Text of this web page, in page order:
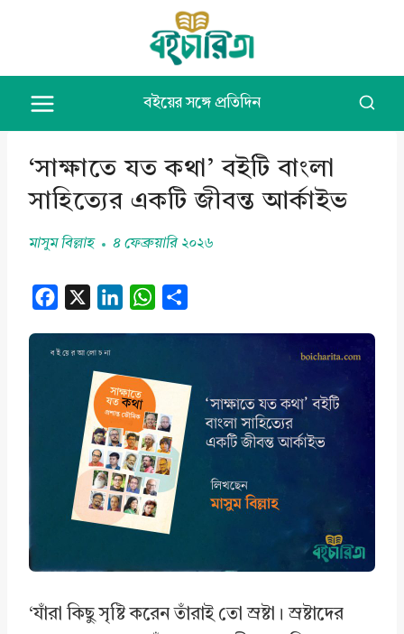
content
বইয়ের সঙ্গে প্রতিদিন
‘সাক্ষাতে যত কথা’ বইটি বাংলা
সাহিত্যের একটি জীবন্ত আর্কাইভ
মাসুম বিল্লাহ ৪ ফেব্রুয়ারি ২০২৬
c
k
e
d
I
n
W
s
A
p
p
e
‘যাঁরা কিছু সৃষ্টি করেন তাঁরাই তো স্রষ্টা। স্রষ্টাদের